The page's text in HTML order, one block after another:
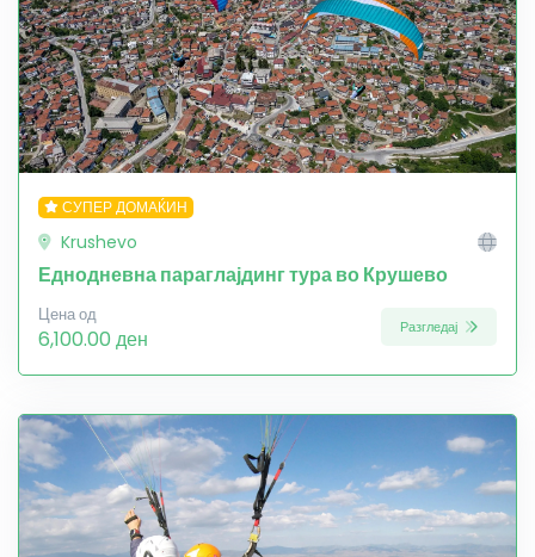
СУПЕР ДОМАЌИН
Krushevo
Еднодневна параглајдинг тура во Крушево
Цена од
6,100.00 ден Разгледај